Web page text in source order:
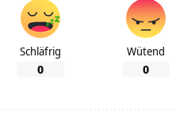
Schläfrig
0
Wütend
0